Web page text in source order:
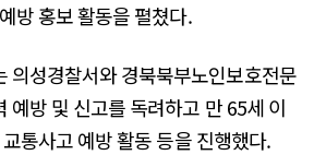
방 홍보 활동을 펼쳤다.
의성경찰서와 경북북부노인보호전문
예방 및 신고를 독려하고 만 65세 이
통사고 예방 활동 등을 진행했다.